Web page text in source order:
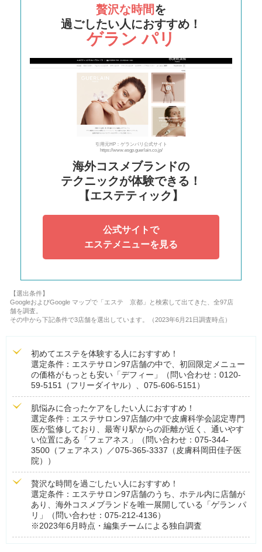
贅沢な時間 を
過ごしたい人におすすめ！
ゲラン パリ
引用元HP：ゲランパリ公式サイト
https://www.esgp.guerlain.co.jp/
海外コスメブランドの
テクニックが体験できる！
【エステティック】
公式サイトで
エステメニューを見る
【選出条件】
GoogleおよびGoogle マップで「エステ 京都」と検索して出てきた、全97店
舗を調査。
その中から下記条件で3店舗を選出しています。（2023年6月21日調査時点）
初めてエステを体験する人におすすめ！
選定条件：エステサロン97店舗の中で、初回限定メニュー
の価格がもっとも安い「デフィー」（問い合わせ：0120-
59-5151（フリーダイヤル）、075-606-5151）
肌悩みに合ったケアをしたい人におすすめ！
選定条件：エステサロン97店舗の中で皮膚科学会認定専門
医が監修しており、最寄り駅からの距離が近く、通いやす
い位置にある「フェアネス」（問い合わせ：075-344-
3500（フェアネス）／075-365-3337（皮膚科岡田佳子医
院））
贅沢な時間を過ごしたい人におすすめ！
選定条件：エステサロン97店舗のうち、ホテル内に店舗が
あり、海外コスメブランドを唯一展開している「ゲラン パ
リ」（問い合わせ：075-212-4136）
※2023年6月時点・編集チームによる独自調査